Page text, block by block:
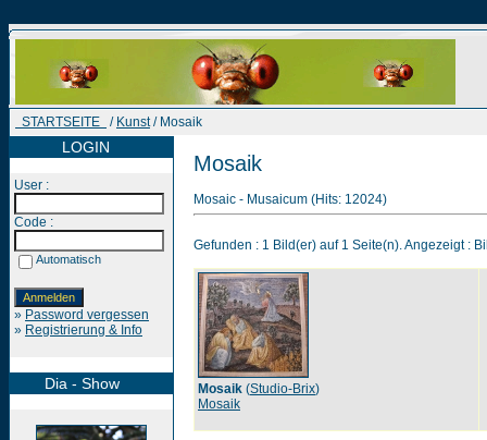
STARTSEITE / Kunst/ Mosaik
LOGIN
User :
Code :
Automatisch
» Password vergessen
» Registrierung & Info
Dia - Show
Mosaik
Mosaic - Musaicum (Hits: 12024)
Gefunden : 1 Bild(er) auf 1 Seite(n). Angezeigt :
Mosaik (Studio-Brix)
Mosaik